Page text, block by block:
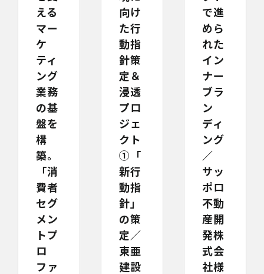
える
マー
ケ
ティ
ング
業務
の基
盤を
構
築。
「消
費者
セグ
メン
トプ
ロ
ファ
向け
た行
動指
針策
定＆
浸透
プロ
ジェ
クト
①「
新行
動指
針」
の策
定／
東亜
建設
で進
めら
れた
イン
ナー
ブラ
ン
ディ
ング
／
サッ
ポロ
不動
産開
発株
式会
社様